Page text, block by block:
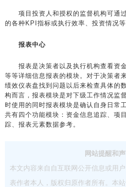
项目投资人和授权的监督机构可通
的各种KPI指标或执行效率、投资情况等
报表中心
报表是决策者以及执行机构查看资金
等等详细信息报表的模块。对于决策者
绩效仪表盘找到问题以后来检查具体的
构而言，报表模块是对下级工作情况监
时使用的同时报表模块是确认自身日常
共有四个功能模块：资金信息追踪、项
踪、报表元素数据参考。
网站提醒和
本文内容来自自互联网公开信息或用
表作者本人，版权归原作者所有。本